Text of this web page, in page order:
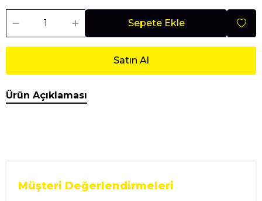
Sepete Ekle
Satın Al
Ürün Açıklaması
Müşteri Değerlendirmeleri